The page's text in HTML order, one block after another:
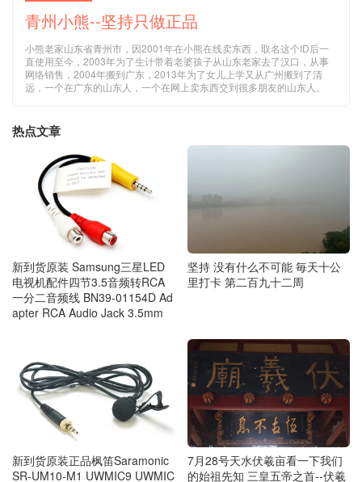
青州小熊--坚持只做正品
小熊老家山东省青州市，因2001年在小熊在线卖东西，取名这个ID后一
直使用至今，2003年为了生计带着老婆孩子从山东老家去了汉口，从事
网络销售，2004年搬到广东，2013年为了女儿上学又从广州搬到了清
远，一个在广东的山东人，一个在网上卖东西交到很多朋友的山东人。
热点文章
新到货原装 Samsung三星LED
电视机配件四节3.5音频转RCA
一分二音频线 BN39-01154D Ad
apter RCA Audio Jack 3.5mm
坚持 没有什么不可能 毎天十公
里打卡 第二百九十二周
新到货原装正品枫笛Saramonic
SR-UM10-M1 UWMIC9 UWMIC
7月28号天水伏羲亩看一下我们
的始祖先知 三皇五帝之首--伏羲